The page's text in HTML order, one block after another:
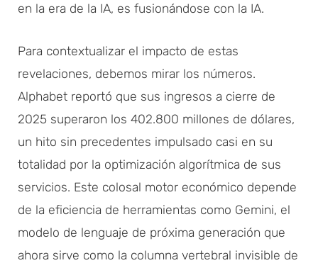
en la era de la IA, es fusionándose con la IA.
Para contextualizar el impacto de estas
revelaciones, debemos mirar los números.
Alphabet reportó que sus ingresos a cierre de
2025 superaron los 402.800 millones de dólares,
un hito sin precedentes impulsado casi en su
totalidad por la optimización algorítmica de sus
servicios. Este colosal motor económico depende
de la eficiencia de herramientas como Gemini, el
modelo de lenguaje de próxima generación que
ahora sirve como la columna vertebral invisible de